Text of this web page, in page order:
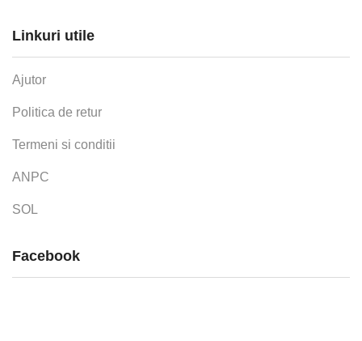
Linkuri utile
Ajutor
Politica de retur
Termeni si conditii
ANPC
SOL
Facebook